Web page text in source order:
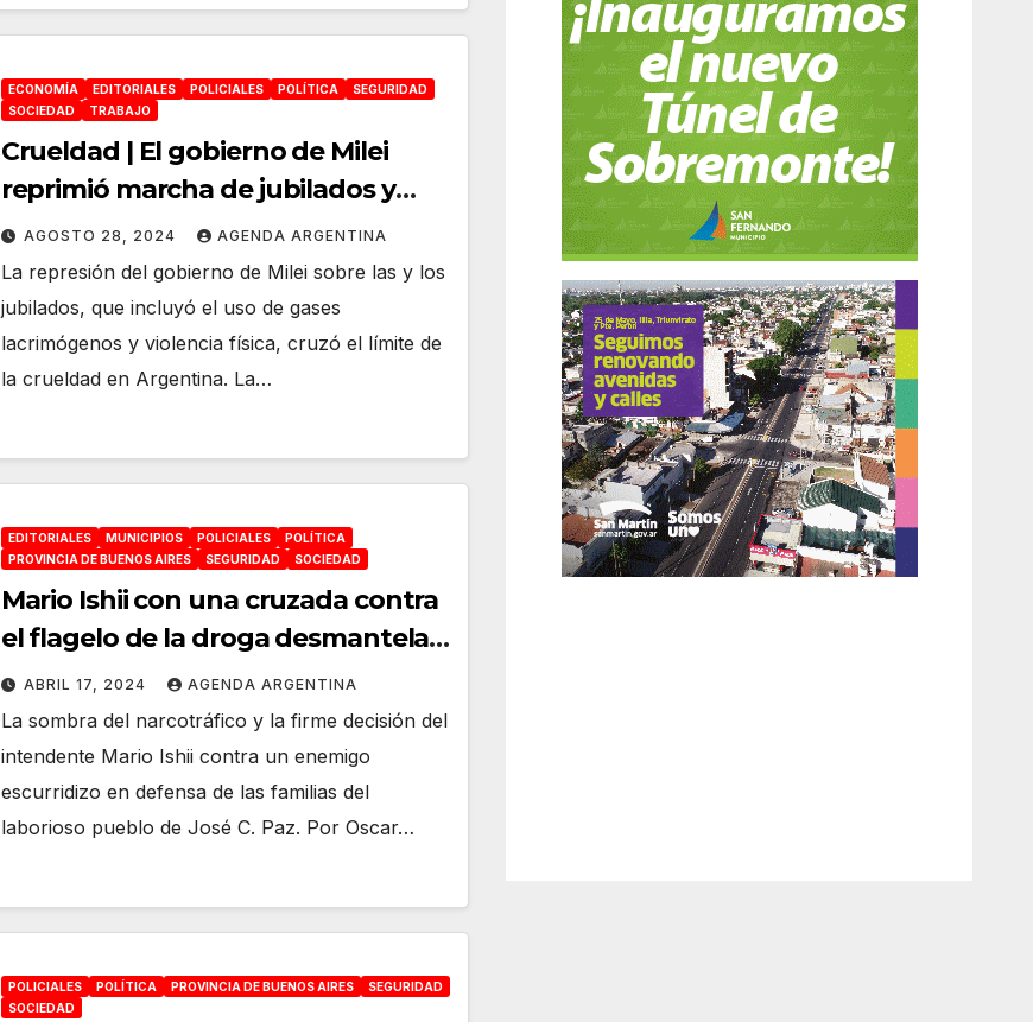
ECONOMÍA EDITORIALES POLICIALES POLÍTICA
SEGURIDAD
SOCIEDAD
TRABAJO
Crueldad | El gobierno de Milei
reprimió marcha de jubilados y
jubiladas contra el veto
presidencial
AGOSTO 28, 2024 AGENDA ARGENTINA
La represión del gobierno de Milei sobre las y los
jubilados, que incluyó el uso de gases
lacrimógenos y violencia física, cruzó el límite de
la crueldad en Argentina. La…
EDITORIALES MUNICIPIOS POLICIALES
POLÍTICA
PROVINCIA DE BUENOS AIRES
SEGURIDAD SOCIEDAD
Mario Ishii con una cruzada contra
el flagelo de la droga desmantela
«búnkers» en José C. Paz
ABRIL 17, 2024 AGENDA ARGENTINA
La sombra del narcotráfico y la firme decisión del
intendente Mario Ishii contra un enemigo
escurridizo en defensa de las familias del
laborioso pueblo de José C. Paz. Por Oscar…
POLICIALES POLÍTICA PROVINCIA DE BUENOS AIRES
SEGURIDAD
SOCIEDAD